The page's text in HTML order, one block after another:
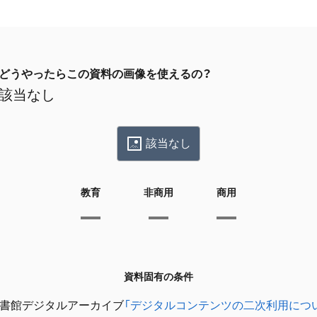
うやったらこの資料の画像を使えるの？
当なし
該当なし
教育 非商用 商用
資料固有の条件
館デジタルアーカイブ「デジタルコンテンツの二次利用につ